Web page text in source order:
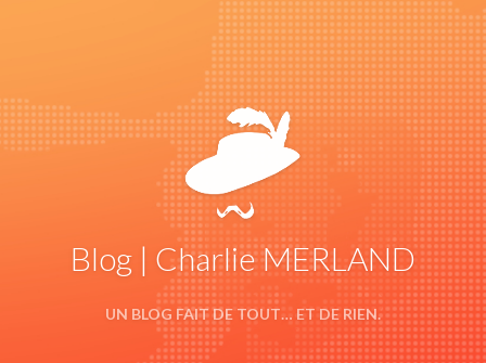
Blog | Charlie MERLAND
UN BLOG FAIT DE TOUT… ET DE RIEN.